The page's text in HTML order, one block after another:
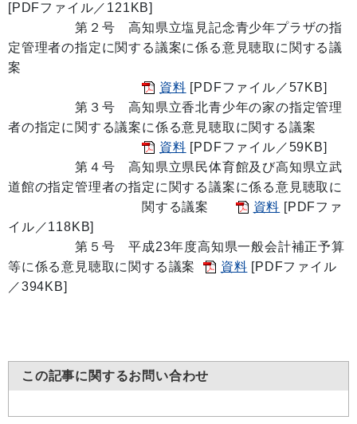
[PDFファイル／121KB]
第２号 高知県立塩見記念青少年プラザの指
定管理者の指定に関する議案に係る意見聴取に関する議
案
資料 [PDFファイル／57KB]
第３号 高知県立香北青少年の家の指定管理
者の指定に関する議案に係る意見聴取に関する議案
資料 [PDFファイル／59KB]
第４号 高知県立県民体育館及び高知県立武
道館の指定管理者の指定に関する議案に係る意見聴取に
関する議案
資料 [PDFファ
イル／118KB]
第５号 平成23年度高知県一般会計補正予算
等に係る意見聴取に関する議案
資料 [PDFファイル
／394KB]
この記事に関するお問い合わせ